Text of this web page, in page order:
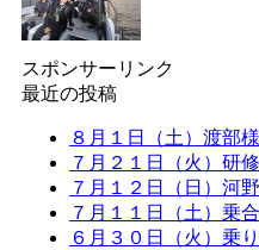
スポンサーリンク
最近の投稿
８月１日（土）渡部
７月２１日（火）研修
７月１２日（日）河
７月１１日（土）乗
６月３０日（火）乗